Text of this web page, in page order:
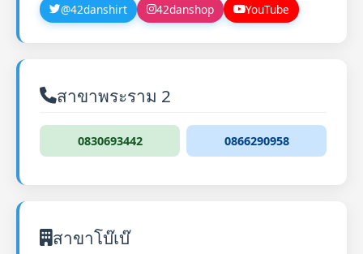
@42danshirt 42danshop YouTube
สาขาพระราม 2
0830693442 0866290958
สาขาโบ๊เบ๊